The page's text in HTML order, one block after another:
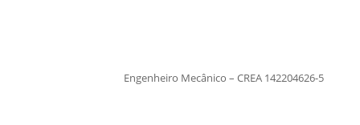
Engenheiro Mecânico – CREA 142204626-5